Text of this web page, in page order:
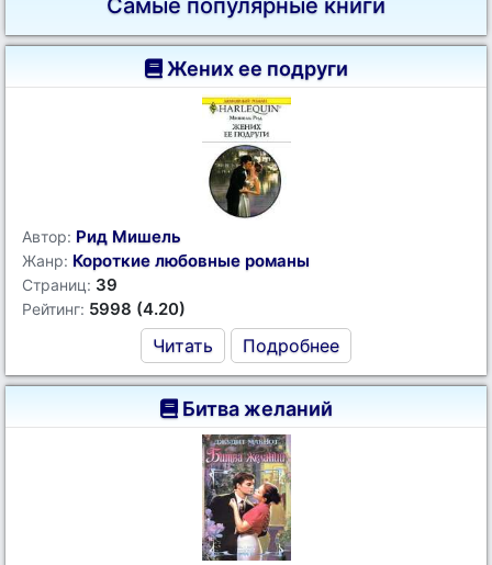
Самые популярные книги
Жених ее подруги
Автор: Рид Мишель
Жанр: Короткие любовные романы
Страниц: 39
Рейтинг: 5998 (4.20)
Читать Подробнее
Битва желаний